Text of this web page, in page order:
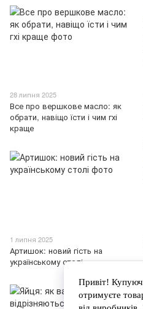
28 липня 2025
Все про вершкове масло: як
обрати, навіщо їсти і чим гхі
краще
1 липня 2025
Артишок: новий гість на
українському столі